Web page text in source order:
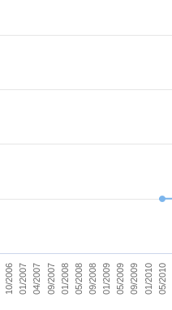
10/2006 01/2007 04/2007 09/2007 01/2008 05/2008 09/2008 01/2009 05/2009 09/2009 01/2010 05/2010